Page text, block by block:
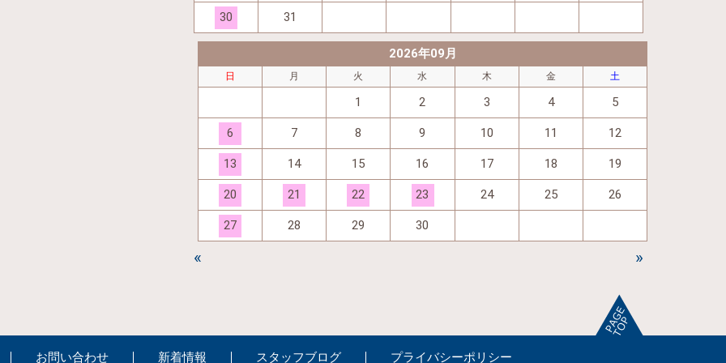
30 31
2026年09月
日 月 火 水 木 金 土
1 2 3 4 5
6 7 8 9 10 11 12
13 14 15 16 17 18 19
20 21 22 23 24 25 26
27 28 29 30
« »
お問い合わせ 新着情報 スタッフブログ プライバシーポリシー